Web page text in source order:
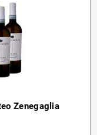
Zenegaglia